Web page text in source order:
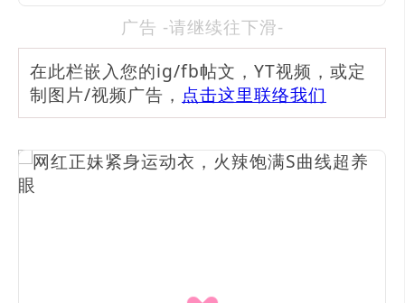
广告 -请继续往下滑-
在此栏嵌入您的ig/fb帖文，YT视频，或定
制图片/视频广告， 点击这里联络我们